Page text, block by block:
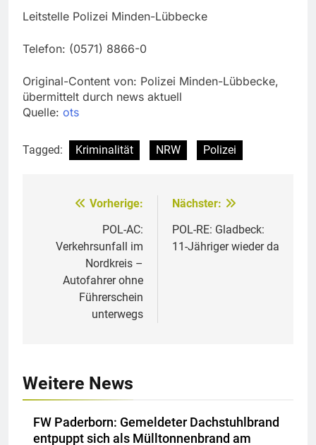
Leitstelle Polizei Minden-Lübbecke
Telefon: (0571) 8866-0
Original-Content von: Polizei Minden-Lübbecke,
übermittelt durch news aktuell
Quelle: ots
Tagged: Kriminalität NRW Polizei
Beitragsnavigation
Vorherige:
POL-AC:
Verkehrsunfall im
Nordkreis –
Autofahrer ohne
Führerschein
unterwegs
Nächster:
POL-RE: Gladbeck:
11-Jähriger wieder da
Weitere News
FW Paderborn: Gemeldeter Dachstuhlbrand
entpuppt sich als Mülltonnenbrand am